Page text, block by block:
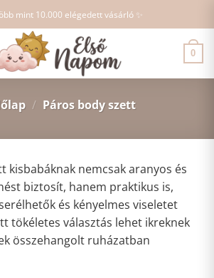
mint 10.000 elégedett vásárló ✨
0
/ Páros body szett
kisbabáknak nemcsak aranyos és
biztosít, hanem praktikus is,
és kényelmes viseletet
tökéletes választás lehet ikreknek
összehangolt ruházatban